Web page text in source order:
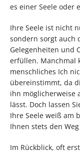
es einer Seele oder
Ihre Seele ist nicht
sondern sorgt auch
Gelegenheiten und
erfüllen. Manchmal
menschliches Ich
übereinstimmt, da
ihn möglicherweise
lässt. Doch lassen
Ihre Seele weiß am
Ihnen stets den
Im Rückblick, oft